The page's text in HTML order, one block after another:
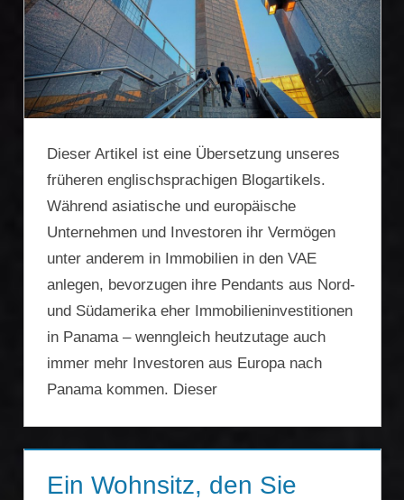
Dieser Artikel ist eine Übersetzung unseres
früheren englischsprachigen Blogartikels.
Während asiatische und europäische
Unternehmen und Investoren ihr Vermögen
unter anderem in Immobilien in den VAE
anlegen, bevorzugen ihre Pendants aus Nord-
und Südamerika eher Immobilieninvestitionen
in Panama – wenngleich heutzutage auch
immer mehr Investoren aus Europa nach
Panama kommen. Dieser
Ein Wohnsitz, den Sie